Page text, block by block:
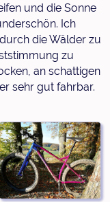
und die Sonne
Ich
die Wälder zu
zu
an schattigen
sehr gut fahrbar.